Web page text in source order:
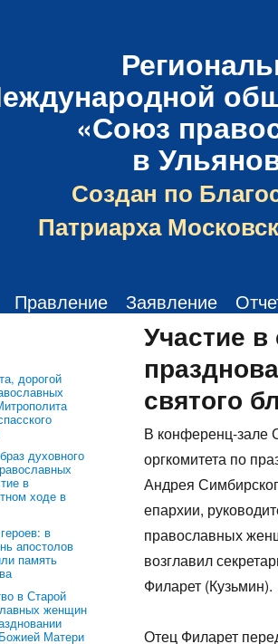
«Союз
в
Создан по
Патриарха
Правление Заявление
дорогой
духовного
в
ходе в
в
апостолов
память
в Старой
женщин
Матери
Участие
святого
В конференц-зале
оргкомитета по
Андрея
епархии,
православных
возглавил
Филарет (Кузьмин).
Отец Филарет